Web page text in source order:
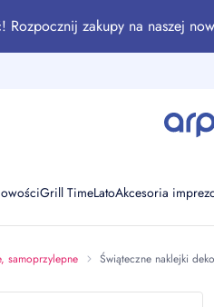
Rozpocznij zakupy na naszej
Grill TimeLatoAkcesoria
samoprzylepne Świąteczne naklejki